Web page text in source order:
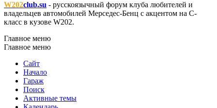
W202club.su - русскоязычный форум клуба любителей и
владельцев автомобилей Мерседес-Бенц с акцентом на C-
класс в кузове W202.
Главное меню
Главное меню
Сайт
Начало
Гараж
Поиск
Активные темы